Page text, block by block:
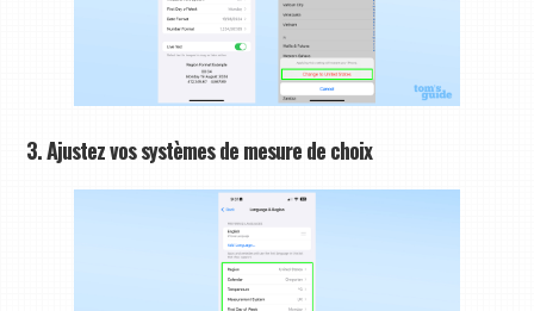
3. Ajustez vos systèmes de mesure de choix